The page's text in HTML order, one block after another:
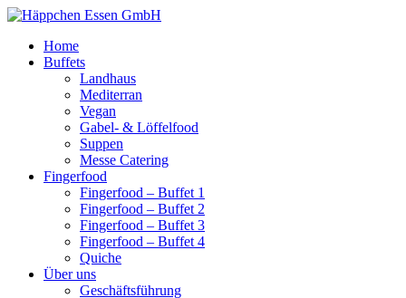
Skip
contentHome
Buffets
Landhaus
Mediterran
Vegan
Gabel- & Löffelfood
Suppen
Messe Catering
Fingerfood
Fingerfood – Buffet 1
Fingerfood – Buffet 2
Fingerfood – Buffet 3
Fingerfood – Buffet 4
Quiche
Über uns
Geschäftsführung